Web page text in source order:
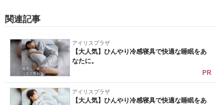
関連記事
アイリスプラザ
【大人気】ひんやり冷感寝具で快適な睡眠をあ
なたに。
PR
アイリスプラザ
【大人気】ひんやり冷感寝具で快適な睡眠をあ